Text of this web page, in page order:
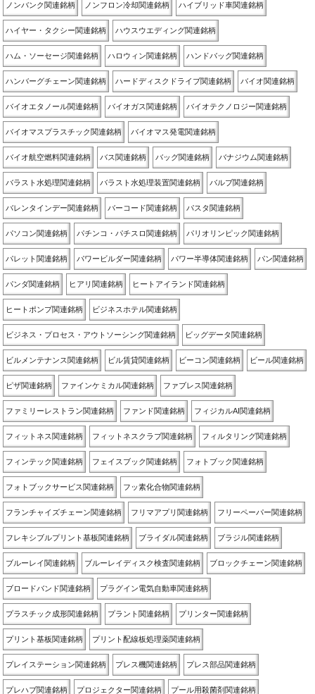
ノンバンク関連銘柄 ノンフロン冷却関連銘柄 ハイブリッド車関連銘柄
ハイヤー・タクシー関連銘柄 ハウスウエディング関連銘柄
ハム・ソーセージ関連銘柄 ハロウィン関連銘柄 ハンドバッグ関連銘柄
ハンバーグチェーン関連銘柄 ハードディスクドライブ関連銘柄 バイオ関連銘柄
バイオエタノール関連銘柄 バイオガス関連銘柄 バイオテクノロジー関連銘柄
バイオマスプラスチック関連銘柄 バイオマス発電関連銘柄
バイオ航空燃料関連銘柄 バス関連銘柄 バッグ関連銘柄 バナジウム関連銘柄
バラスト水処理関連銘柄 バラスト水処理装置関連銘柄 バルブ関連銘柄
バレンタインデー関連銘柄 バーコード関連銘柄 パスタ関連銘柄
パソコン関連銘柄 パチンコ・パチスロ関連銘柄 パリオリンピック関連銘柄
パレット関連銘柄 パワービルダー関連銘柄 パワー半導体関連銘柄 パン関連銘柄
パンダ関連銘柄 ヒアリ関連銘柄 ヒートアイランド関連銘柄
ヒートポンプ関連銘柄 ビジネスホテル関連銘柄
ビジネス・プロセス・アウトソーシング関連銘柄 ビッグデータ関連銘柄
ビルメンテナンス関連銘柄 ビル賃貸関連銘柄 ビーコン関連銘柄 ビール関連銘柄
ピザ関連銘柄 ファインケミカル関連銘柄 ファブレス関連銘柄
ファミリーレストラン関連銘柄 ファンド関連銘柄 フィジカルAI関連銘柄
フィットネス関連銘柄 フィットネスクラブ関連銘柄 フィルタリング関連銘柄
フィンテック関連銘柄 フェイスブック関連銘柄 フォトブック関連銘柄
フォトブックサービス関連銘柄 フッ素化合物関連銘柄
フランチャイズチェーン関連銘柄 フリマアプリ関連銘柄 フリーペーパー関連銘柄
フレキシブルプリント基板関連銘柄 ブライダル関連銘柄 ブラジル関連銘柄
ブルーレイ関連銘柄 ブルーレイディスク検査関連銘柄 ブロックチェーン関連銘柄
ブロードバンド関連銘柄 プラグイン電気自動車関連銘柄
プラスチック成形関連銘柄 プラント関連銘柄 プリンター関連銘柄
プリント基板関連銘柄 プリント配線板処理薬関連銘柄
プレイステーション関連銘柄 プレス機関連銘柄 プレス部品関連銘柄
プレハブ関連銘柄 プロジェクター関連銘柄 プール用殺菌剤関連銘柄